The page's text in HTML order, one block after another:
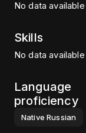
No data available
Skills
No data available
Language
proficiency
Native Russian